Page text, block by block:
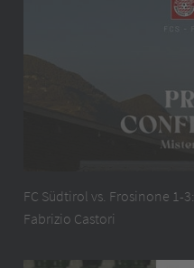
FC Südtirol vs. Frosinone 1-3:
Fabrizio Castori